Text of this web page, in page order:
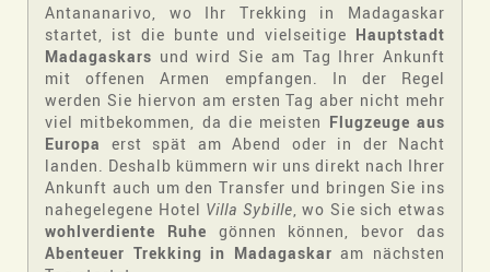
Antananarivo, wo Ihr Trekking in Madagaskar
startet, ist die bunte und vielseitige Hauptstadt
Madagaskars und wird Sie am Tag Ihrer Ankunft
mit offenen Armen empfangen. In der Regel
werden Sie hiervon am ersten Tag aber nicht mehr
viel mitbekommen, da die meisten Flugzeuge aus
Europa
erst spät am Abend oder in der Nacht
landen. Deshalb kümmern wir uns direkt nach Ihrer
Ankunft auch um den Transfer und bringen Sie ins
nahegelegene Hotel Villa Sybille , wo Sie sich etwas
wohlverdiente Ruhe gönnen können, bevor das
Abenteuer Trekking in Madagaskar am nächsten